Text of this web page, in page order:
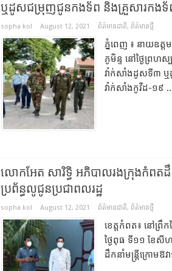
ឬដូសជម្រុញជូនកងទ័ព និងគ្រួសារកងទ័
sopha kol August 12, 2021 ព័ត៌មានជាតិ, ព័ត៌មានថ្មី
ភ្នំពេញ ៖ នាយឧត្
ភូមិន្ទ នៅថ្ងៃព្រហ
វ៉ាក់សាំង​ដូសទី៣ ឬ
វ៉ាក់សាំងកូវីដ-១៩​
លោកអែត សារិទ្ធិ អភិបាលរងក្រុងកំពតដឹ
ប្រព័ន្ធលូជូនប្រជាពលរដ្ឋ
sopha kol August 12, 2021 ព័ត៌មានជាតិ, ព័ត៌មានថ្មី
ខេត្តកំពត៖ នៅព្រឹ
ថ្ងៃពុធ ទី១១ ខែសី
ដឹកនាំមន្ត្រីក្រោមឱ